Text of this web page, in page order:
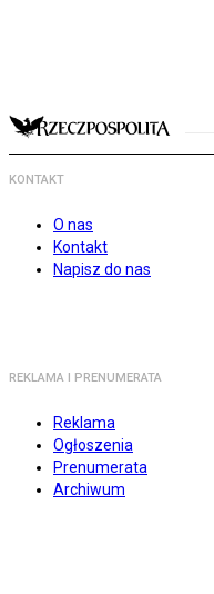
KONTAKT
O nas
Kontakt
Napisz do nas
REKLAMA I PRENUMERATA
Reklama
Ogłoszenia
Prenumerata
Archiwum